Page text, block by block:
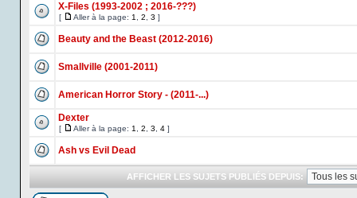
X-Files (1993-2002 ; 2016-???)
[ Aller à la page: 1 2 3 ]
Beauty and the Beast (2012-2016)
Smallville (2001-2011)
American Horror Story - (2011-...)
Dexter
[ Aller à la page: 1 2 3 4 ]
Ash vs Evil Dead
AFFICHER LES SUJETS PUBLIÉS DEPUIS: